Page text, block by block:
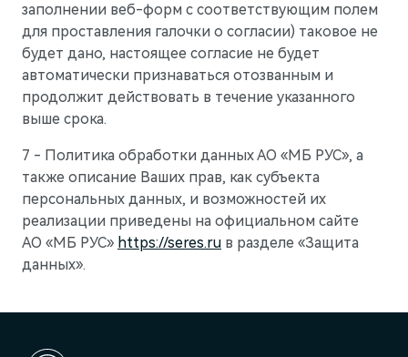
заполнении веб-форм с соответствующим полем
для проставления галочки о согласии) таковое не
будет дано, настоящее согласие не будет
автоматически признаваться отозванным и
продолжит действовать в течение указанного
выше срока.
7 - Политика обработки данных АО «МБ РУС», а
также описание Ваших прав, как субъекта
персональных данных, и возможностей их
реализации приведены на официальном сайте
АО «МБ РУС» https://seres.ru в разделе «Защита
данных».